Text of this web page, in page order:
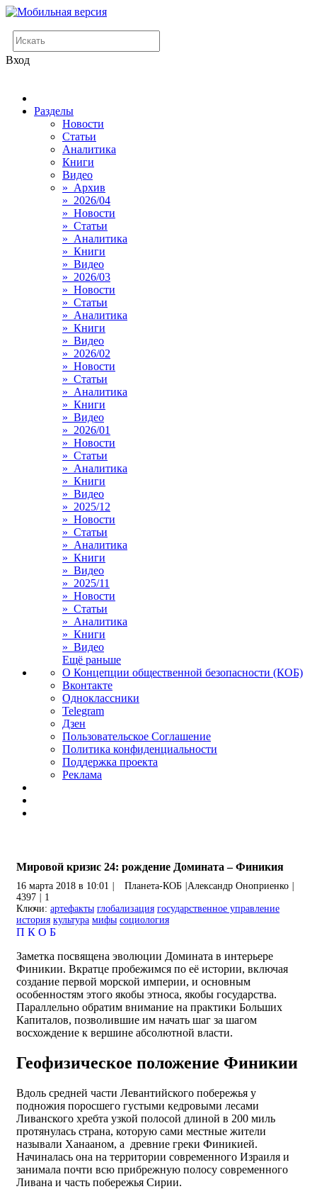
Вход
Разделы
Новости
Статьи
Аналитика
Книги
Видео
» Архив
» 2026/04
» Новости
» Статьи
» Аналитика
» Книги
» Видео
» 2026/03
» Новости
» Статьи
» Аналитика
» Книги
» Видео
» 2026/02
» Новости
» Статьи
» Аналитика
» Книги
» Видео
» 2026/01
» Новости
» Статьи
» Аналитика
» Книги
» Видео
» 2025/12
» Новости
» Статьи
» Аналитика
» Книги
» Видео
» 2025/11
» Новости
» Статьи
» Аналитика
» Книги
» Видео
Ещё раньше
О Концепции общественной безопасности (КОБ)
Вконтакте
Одноклассники
Telegram
Дзен
Пользовательское Соглашение
Политика конфиденциальности
Поддержка проекта
Реклама
Мировой кризис 24: рождение Домината – Финикия
16 марта 2018 в 10:01 Планета-КОБ Александр Оноприенко
4397
1
Ключи: артефакты глобализация государственное управление
история культура мифы социология
П К О Б
Заметка посвящена эволюции Домината в интерьере
Финикии. Вкратце пробежимся по её истории, включая
создание первой морской империи, и основным
особенностям этого якобы этноса, якобы государства.
Параллельно обратим внимание на практики Больших
Капиталов, позволившие им начать шаг за шагом
восхождение к вершине абсолютной власти.
Геофизическое положение Финикии
Вдоль средней части Левантийского побережья у
подножия поросшего густыми кедровыми лесами
Ливанского хребта узкой полосой длиной в 200 миль
протянулась страна, которую сами местные жители
называли Ханааном, а древние греки Финикией.
Начиналась она на территории современного Израиля и
занимала почти всю прибрежную полосу современного
Ливана и часть побережья Сирии.